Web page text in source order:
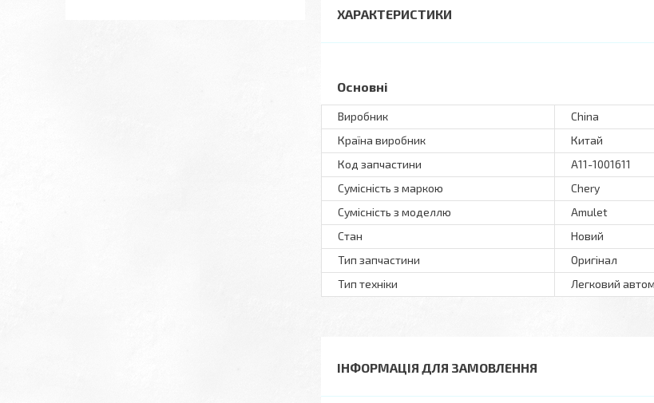
ХАРАКТЕРИСТИКИ
Основні
Виробник
China
Країна виробник
Китай
Код запчастини
A11-1001611
Сумісність з маркою
Chery
Сумісність з моделлю
Amulet
Стан
Новий
Тип запчастини
Оригінал
Тип техніки
Легковий
ІНФОРМАЦІЯ ДЛЯ ЗАМОВЛЕННЯ